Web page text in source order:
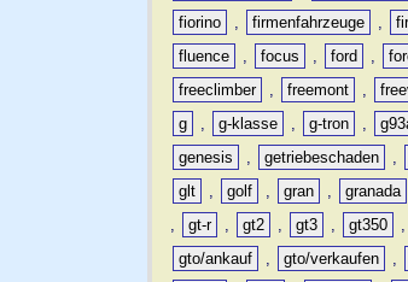
fiorino
, firmenfahrzeuge ,
fluence
, focus , ford ,
freeclimber
, freemont ,
g
, g-klasse , g-tron ,
genesis
, getriebeschaden ,
glt
, golf , gran , granada
,
gt-r , gt2 , gt3 , gt350 ,
gto/ankauf
, gto/verkaufen ,